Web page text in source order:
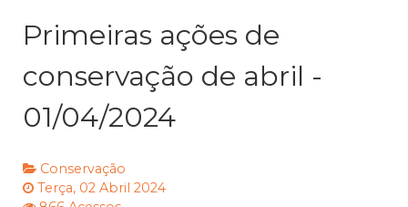
Primeiras ações de
conservação de abril -
01/04/2024
Conservação
Terça, 02 Abril 2024